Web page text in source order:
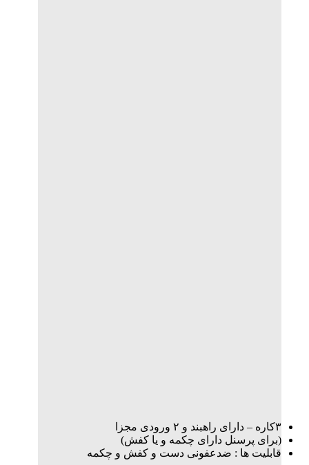
٣كاره – داراى راهبند و ٢ ورودى مجزا
(براى پرسنل داراى چكمه و يا كفش)
قابليت ها : ضدعفونى دست و كفش و چكمه